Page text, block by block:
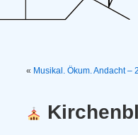
« Musikal. Ökum. Andacht –